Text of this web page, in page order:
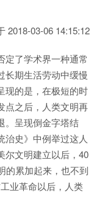
2018-03-06 14:15:12
定了学术界一种通常
长期生活劳动中缓慢
现的是，在极短的时
点之后，人类文明再
。呈现倒金字塔结
治史》中例举过这人
尔文明建立以后，40
的累加起来，也不到
业革命以后，人类